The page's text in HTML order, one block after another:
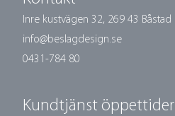
Inre kustvägen 32, 269 43 Båstad
info@beslagdesign.se
0431-784 80
Kundtjänst öppettider